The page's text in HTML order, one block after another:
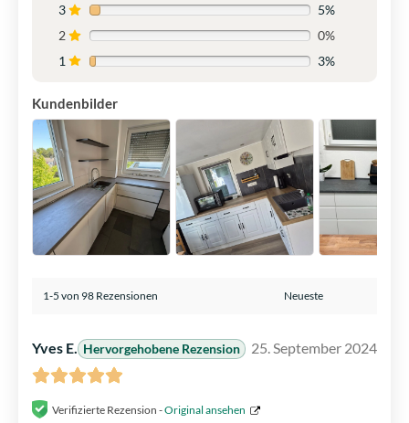
3
5%
2
0%
1
3%
Kundenbilder
1-5 von 98 Rezensionen
Yves E. Hervorgehobene Rezension 25. September 2024
Verifizierte Rezension -Original ansehen